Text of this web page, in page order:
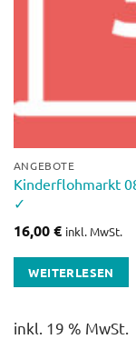
ANGEBOTE
Kinderflohmarkt
✓
16,00€ inkl. MwSt.
WEITERLESEN
inkl. 19 % MwSt.